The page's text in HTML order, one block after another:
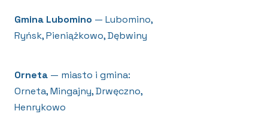
Gmina Lubomino — Lubomino,
Ryńsk, Pieniążkowo, Dębwiny
Orneta — miasto i gmina:
Orneta, Mingajny, Drwęczno,
Henrykowo